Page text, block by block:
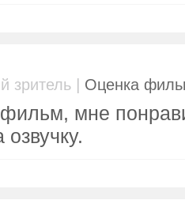
зритель | Оценка
мне